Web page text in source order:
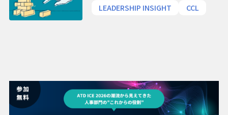
LEADERSHIP INSIGHT CCL